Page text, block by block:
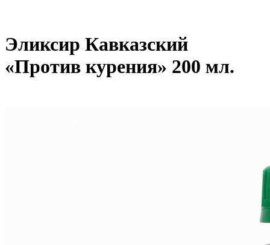
Эликсир Кавказский
«Против курения» 200 мл.